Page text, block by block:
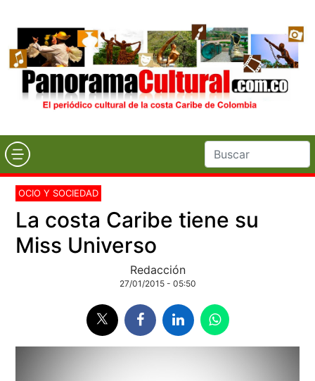
OCIO Y SOCIEDAD
La costa Caribe tiene su
Miss Universo
Redacción
27/01/2015 - 05:50